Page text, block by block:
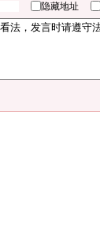
隐藏地址